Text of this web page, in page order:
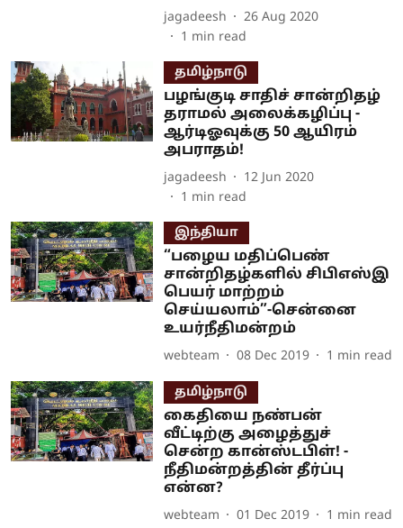
jagadeesh
26 Aug 2020
1 min read
தமிழ்நாடு
பழங்குடி சாதிச் சான்றிதழ்
தராமல் அலைக்கழிப்பு -
ஆர்டிஓவுக்கு 50 ஆயிரம்
அபராதம்!
jagadeesh
12 Jun 2020
1 min read
இந்தியா
“பழைய மதிப்பெண்
சான்றிதழ்களில் சிபிஎஸ்இ
பெயர் மாற்றம்
செய்யலாம்”-சென்னை
உயர்நீதிமன்றம்
webteam 08 Dec 2019 1 min read
தமிழ்நாடு
கைதியை நண்பன்
வீட்டிற்கு அழைத்துச்
சென்ற கான்ஸ்டபிள்! -
நீதிமன்றத்தின் தீர்ப்பு
என்ன?
webteam 01 Dec 2019 1 min read